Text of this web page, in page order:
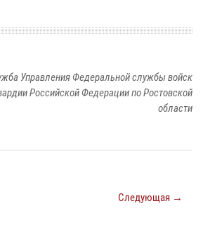
Управления Федеральной службы войск
Российской Федерации по Ростовской
области
Следующая →